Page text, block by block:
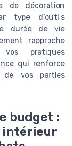
de décoration
type d’outils
durée de vie
rapproche
pratiques
qui renforce
de vos parties
budget :
intérieur